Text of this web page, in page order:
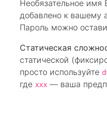
Необязательное
добавлено к вашему
Пароль можно
Статическая
статической
просто используйте
где xxx — ваша